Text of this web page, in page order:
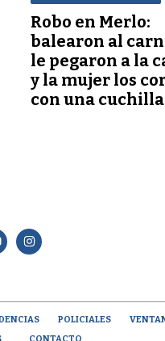
Robo en Merlo:
balearon al
le pegaron a la
y la mujer los
con una cuchilla
POLICIALES